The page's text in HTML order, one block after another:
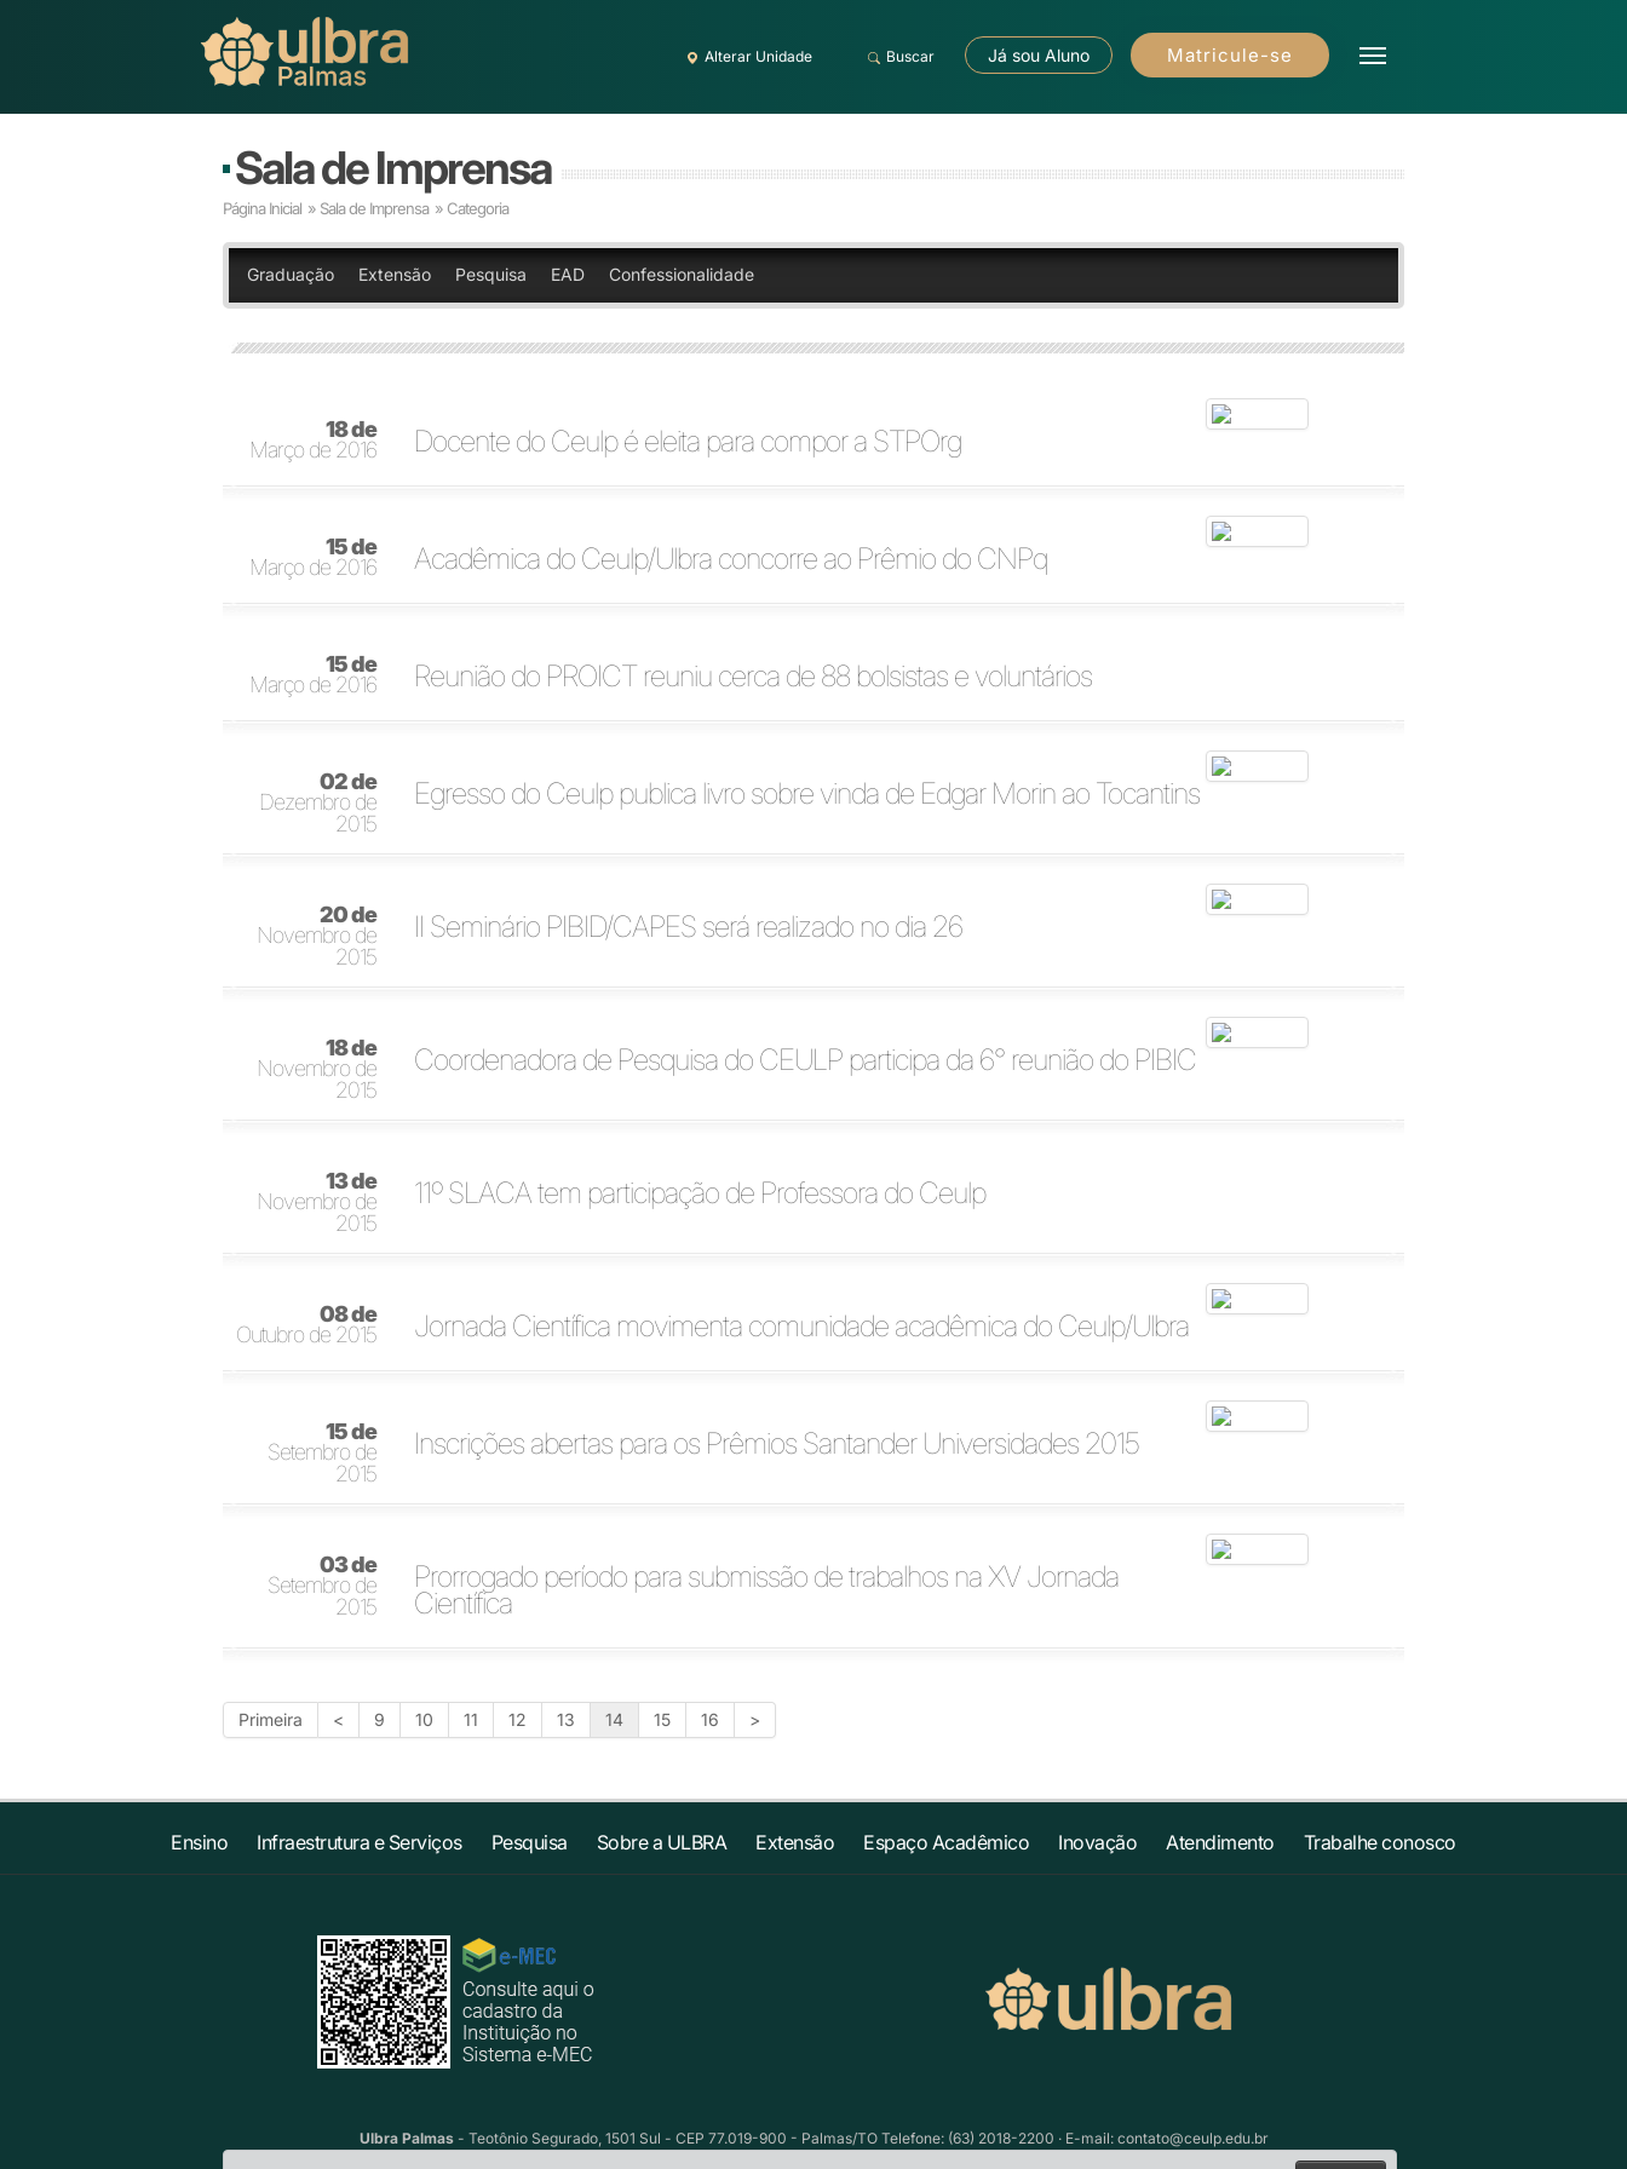
Alterar Unidade Buscar Já sou Aluno Matricule-se
Sala de Imprensa
Página Inicial » Sala de Imprensa » Categoria
Graduação Extensão Pesquisa EAD Confessionalidade
18 de
Março de 2016
Docente do Ceulp é eleita para compor a STPOrg
15 de
Março de 2016
Acadêmica do Ceulp/Ulbra concorre ao Prêmio do CNPq
15 de
Março de 2016
Reunião do PROICT reuniu cerca de 88 bolsistas e voluntários
02 de
Dezembro de
2015
Egresso do Ceulp publica livro sobre vinda de Edgar Morin ao Tocantins
20 de
Novembro de
2015
II Seminário PIBID/CAPES será realizado no dia 26
18 de
Novembro de
2015
Coordenadora de Pesquisa do CEULP participa da 6° reunião do PIBIC
13 de
Novembro de
2015
11º SLACA tem participação de Professora do Ceulp
08 de
Outubro de 2015
Jornada Científica movimenta comunidade acadêmica do Ceulp/Ulbra
15 de
Setembro de
2015
Inscrições abertas para os Prêmios Santander Universidades 2015
03 de
Setembro de
2015
Prorrogado período para submissão de trabalhos na XV Jornada
Científica
Primeira < 9 10 11 12 13 14 15 16 >
Ensino Infraestrutura e Serviços Pesquisa Sobre a ULBRA Extensão Espaço Acadêmico Inovação Atendimento Trabalhe conosco
Ulbra Palmas- Teotônio Segurado, 1501 Sul - CEP 77.019-900 - Palmas/TO Telefone: (63) 2018-2200 · E-mail: contato@ceulp.edu.br